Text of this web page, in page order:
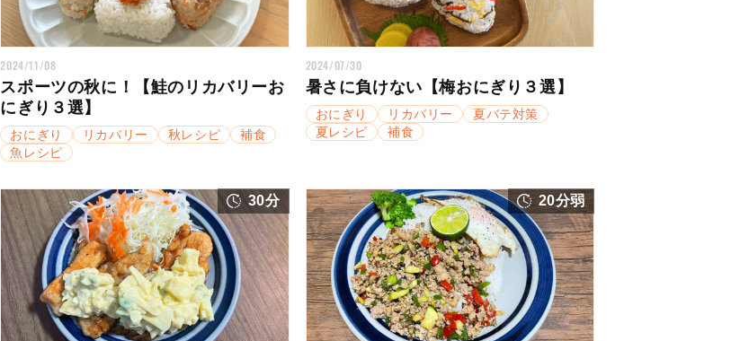
2024/11/08
スポーツの秋に！【鮭のリカバリーお
にぎり３選】
おにぎり リカバリー 秋レシピ
補食
魚レシピ
2024/07/30
暑さに負けない【梅おにぎり３選】
おにぎり リカバリー
夏バテ対策
夏レシピ
補食
30分 20分弱